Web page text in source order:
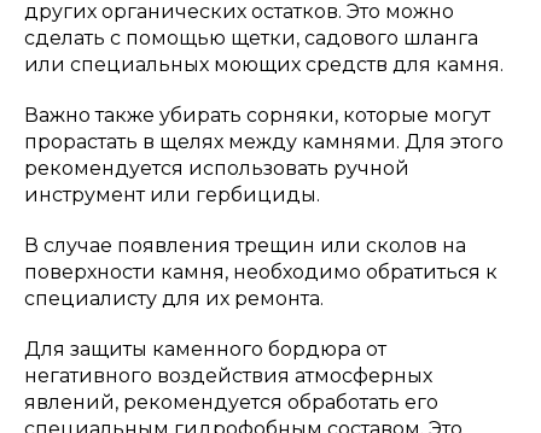
других органических остатков. Это можно
сделать с помощью щетки, садового шланга
или специальных моющих средств для камня.
Важно также убирать сорняки, которые могут
прорастать в щелях между камнями. Для этого
рекомендуется использовать ручной
инструмент или гербициды.
В случае появления трещин или сколов на
поверхности камня, необходимо обратиться к
специалисту для их ремонта.
Для защиты каменного бордюра от
негативного воздействия атмосферных
явлений, рекомендуется обработать его
специальным гидрофобным составом. Это